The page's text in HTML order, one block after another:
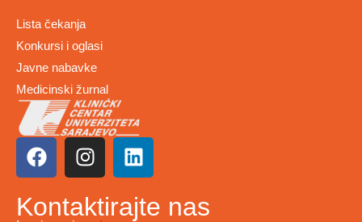
Lista čekanja
Konkursi i oglasi
Javne nabavke
Medicinski žurnal
Kontaktirajte nas